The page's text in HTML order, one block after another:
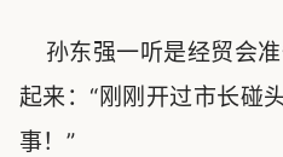
孙东强一听是经贸会
起来：“刚刚开过市长碰
事！”